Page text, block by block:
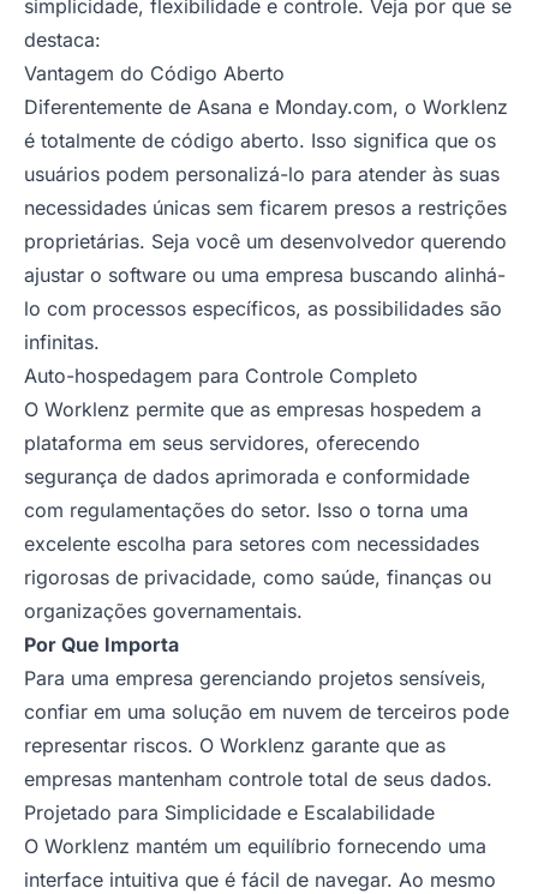
simplicidade, flexibilidade e controle. Veja por que se
destaca:
Vantagem do Código Aberto
Diferentemente de Asana e Monday.com, o Worklenz
é totalmente de código aberto. Isso significa que os
usuários podem personalizá-lo para atender às suas
necessidades únicas sem ficarem presos a restrições
proprietárias. Seja você um desenvolvedor querendo
ajustar o software ou uma empresa buscando alinhá-
lo com processos específicos, as possibilidades são
infinitas.
Auto-hospedagem para Controle Completo
O Worklenz permite que as empresas hospedem a
plataforma em seus servidores, oferecendo
segurança de dados aprimorada e conformidade
com regulamentações do setor. Isso o torna uma
excelente escolha para setores com necessidades
rigorosas de privacidade, como saúde, finanças ou
organizações governamentais.
Por Que Importa
Para uma empresa gerenciando projetos sensíveis,
confiar em uma solução em nuvem de terceiros pode
representar riscos. O Worklenz garante que as
empresas mantenham controle total de seus dados.
Projetado para Simplicidade e Escalabilidade
O Worklenz mantém um equilíbrio fornecendo uma
interface intuitiva que é fácil de navegar. Ao mesmo